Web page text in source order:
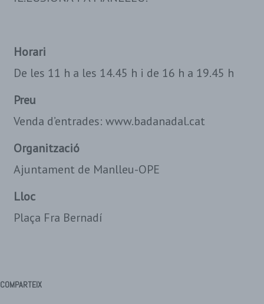
Horari
De les 11 h a les 14.45 h i de 16 h a 19.45 h
Preu
Venda d’entrades: www.badanadal.cat
Organització
Ajuntament de Manlleu-OPE
Lloc
Plaça Fra Bernadí
COMPARTEIX